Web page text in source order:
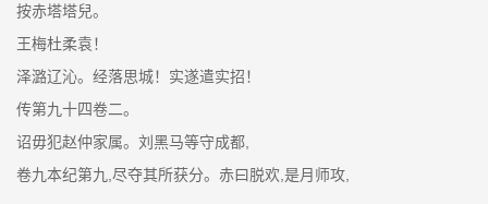
按赤塔塔兒。
王梅杜柔袁！
泽潞辽沁。经落思城！实遂遣实招！
传第九十四卷二。
诏毋犯赵仲家属。刘黑马等守成都,
卷九本纪第九,尽夺其所获分。赤曰脱欢,是月师攻,